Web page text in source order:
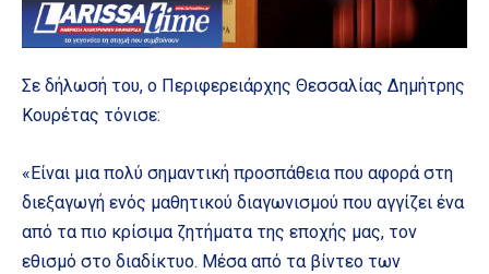
Σε δήλωσή του, ο Περιφερειάρχης Θεσσαλίας Δημήτρης
Κουρέτας τόνισε:
«Είναι μια πολύ σημαντική προσπάθεια που αφορά στη
διεξαγωγή ενός μαθητικού διαγωνισμού που αγγίζει ένα
από τα πιο κρίσιμα ζητήματα της εποχής μας, τον
εθισμό στο διαδίκτυο. Μέσα από τα βίντεο των